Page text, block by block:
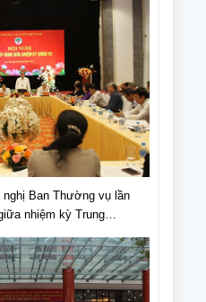
1941-6/6/2024).
nghị Ban Thường vụ lần
nhiệm kỳ Trung